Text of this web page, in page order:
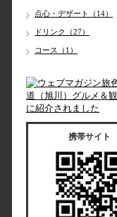
点心・デザート（14）
ドリンク（27）
コース（1）
携帯サイト